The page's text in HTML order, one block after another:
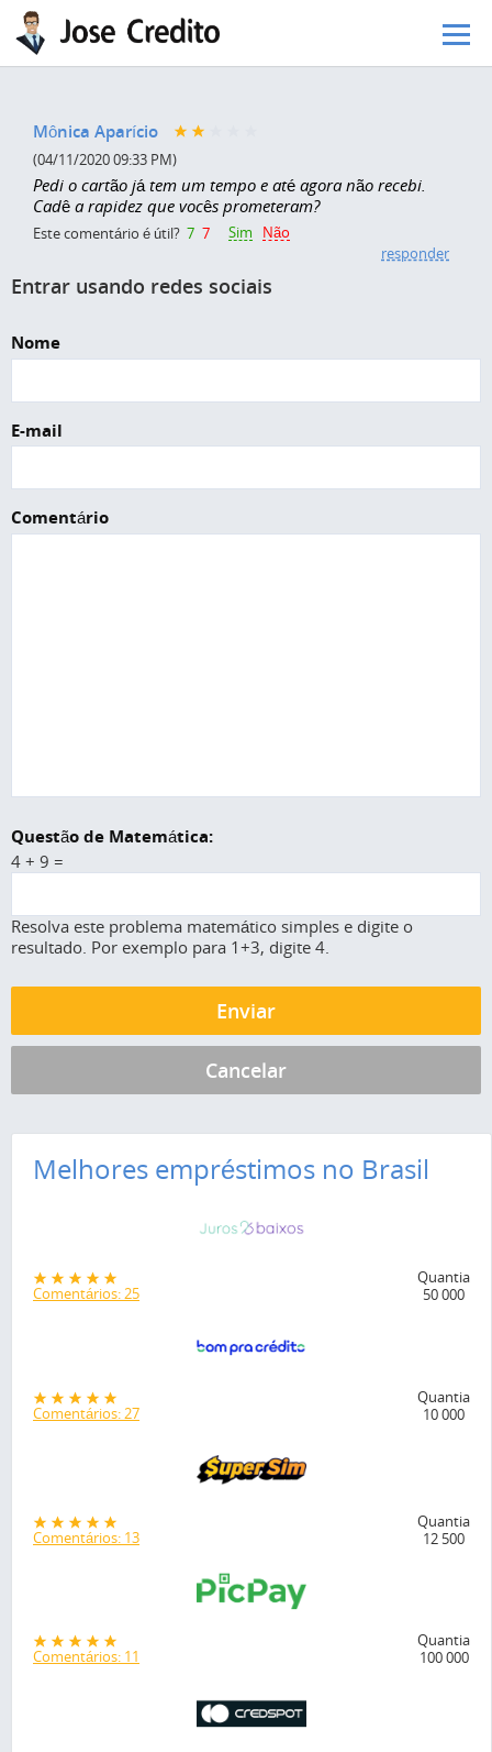
Pular para o conteúdo principal
Mônica Aparício
(04/11/2020 09:33 PM)
Pedi o cartão já tem um tempo e até agora não recebi.
Cadê a rapidez que vocês prometeram?
Este comentário é útil? 7 7 Sim
Não
responder
Entrar usando redes sociais
Nome
E-mail
Comentário
Questão de Matemática:
4 + 9 =
Resolva este problema matemático simples e digite o
resultado. Por exemplo para 1+3, digite 4.
Melhores empréstimos no Brasil
Comentários: 25
Quantia
50 000
Comentários: 27
Quantia
10 000
Comentários: 13
Quantia
12 500
Comentários: 11
Quantia
100 000